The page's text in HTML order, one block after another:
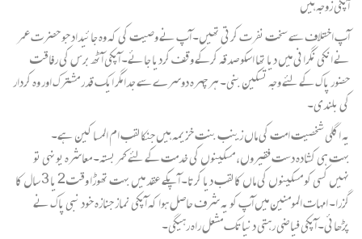
آپکی زوجہ ہیں”
آپ اختلاف سے سخت نفرت کرتی تھیں۔ آپ نے وصیت کی کہ وہ جائیداد جو حضرت عمر
نے انکی نگرانی میں دیا تھا اسکو صدقہ کرکے وقف کردیا جائے۔ آپکی آٹھ برس کی رفاقت
حضور پاک کے لئے وجہ تسکین بنی۔ ہر چہرہ دوسرے سے جدا مگر ایک قدر مشترک اور وہ کردار
کی بلندی۔
یہ اگلی شخصیت امت کی ماں زینب بنت خزیمہ ہیں جنکا لقب ام المساکین ہے۔
بہت ہی کشادہ دست فقیروں، مسکینوں کی خدمت کے لئے کمربستہ۔ معاشرہ یونہی تو
نہیں کسی کو مسکینوں کی ماں کا لقب دیا کرتا۔ آپکے عقد میں بہت تھوڑا وقت 2 یا 3 سال کا
گزرا۔ امہات المومنین میں آپ کو یہ شرف حاصل ہوا کہ آپکی نماز جنازہ خود نبی پاک نے
پڑھائی۔ آپکی فیاضی رہتی دنیا تک مشعل راہ رہیگی۔